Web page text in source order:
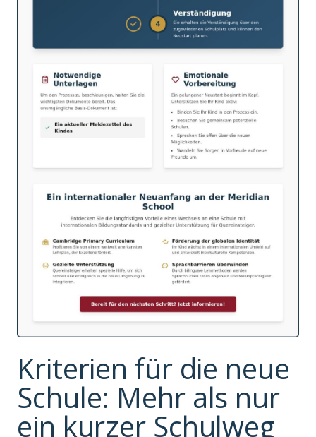
Kriterien für die neue
Schule: Mehr als nur
ein kurzer Schulweg